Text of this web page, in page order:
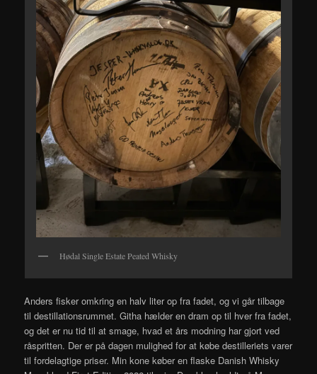
Hødal Single Estate Peated Whisky
Anders fisker omkring en halv liter op fra fadet, og vi går tilbage
til destillationsrummet. Githa hælder en dram op til hver fra fadet,
og det er nu tid til at smage, hvad et års modning har gjort ved
råspritten. Der er på dagen mulighed for at købe destilleriets varer
til fordelagtige priser. Min kone køber en flaske Danish Whisky